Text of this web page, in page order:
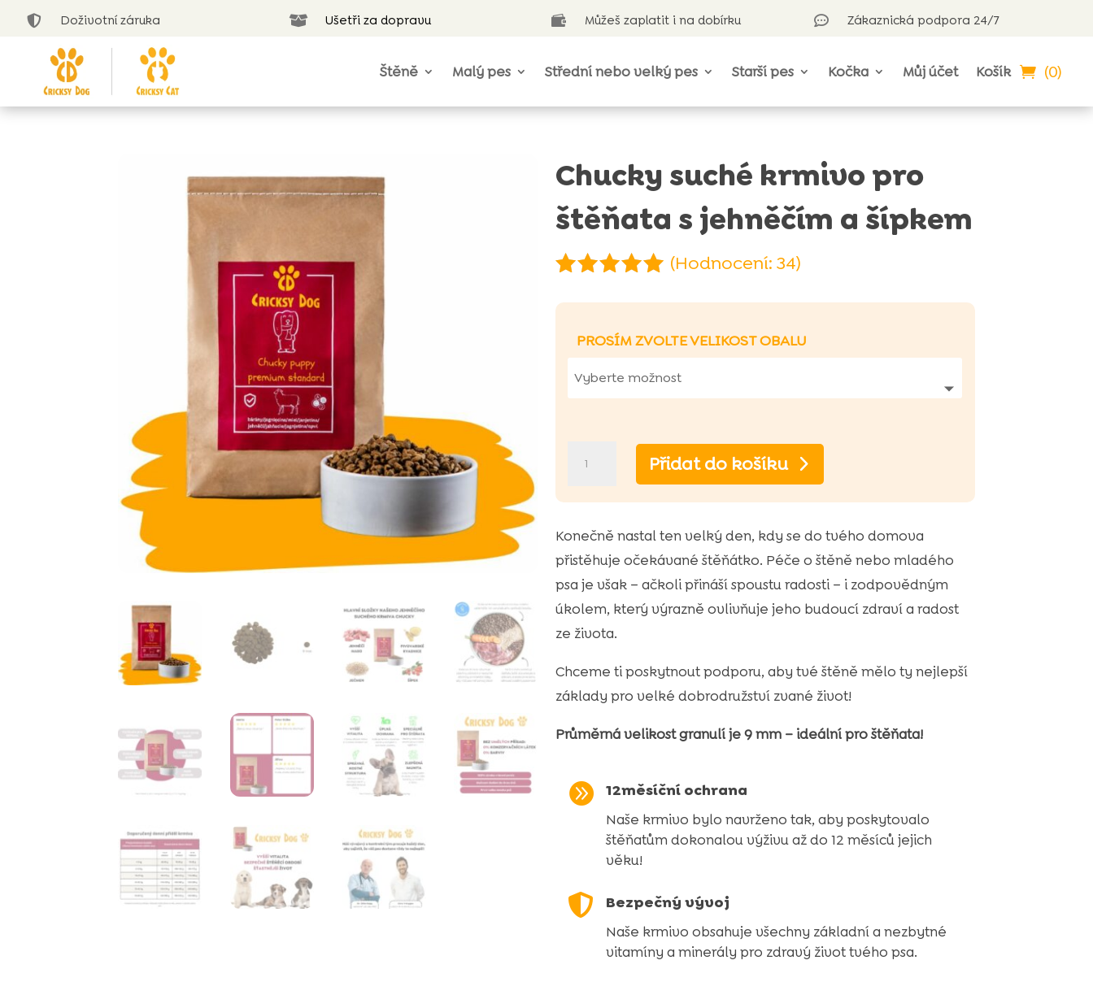
 Doživotní záruka  Ušetři za dopravu  Můžeš zaplatit i na dobírku  Zákaznická podpora 24/7
Štěně Malý pes Střední nebo velký pes Starší pes Kočka Můj účet Košík (0)
Chucky suché krmivo pro
štěňata s jehněčím a šípkem
4.94
na základě
hodnocení
zákazníků
(Hodnocení:34)
PROSÍM ZVOLTE VELIKOST OBALU
krmivo
štěňata
jehněčím
množství
Přidat do košíku
Konečně nastal ten velký den, kdy se do tvého domova
přistěhuje očekávané štěňátko. Péče o štěně nebo mladého
psa je však – ačkoli přináší spoustu radosti – i zodpovědným
úkolem, který výrazně ovlivňuje jeho budoucí zdraví a radost
ze života.
Chceme ti poskytnout podporu, aby tvé štěně mělo ty nejlepší
základy pro velké dobrodružství zvané život!
Průměrná velikost granulí je 9 mm – ideální pro štěňata!
 12měsíční ochrana
Naše krmivo bylo navrženo tak, aby poskytovalo
štěňatům dokonalou výživu až do 12 měsíců jejich
věku!
 Bezpečný vývoj
Naše krmivo obsahuje všechny základní a nezbytné
vitamíny a minerály pro zdravý život tvého psa.